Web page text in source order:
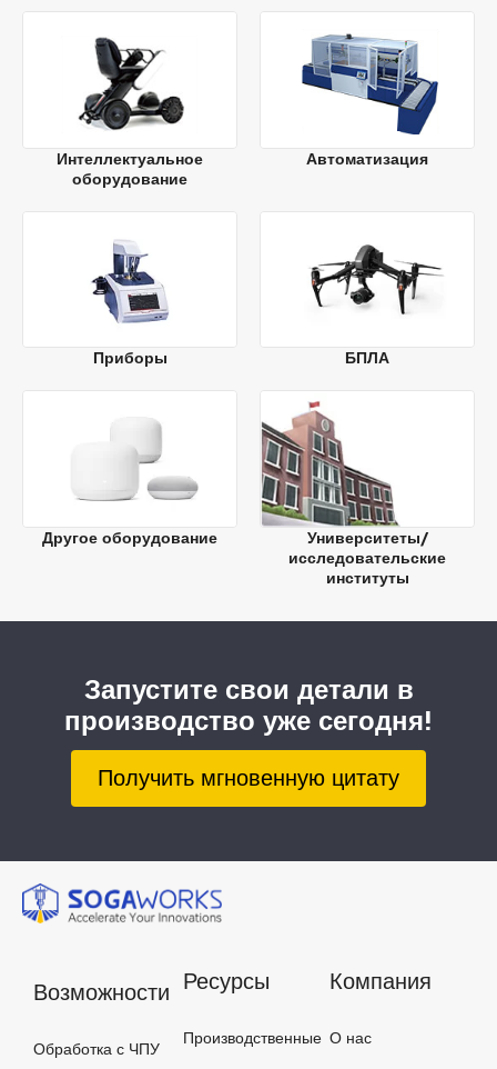
Интеллектуальное
оборудование
Автоматизация
Приборы БПЛА
Другое оборудование
Университеты/
исследовательские
институты
Запустите свои детали в
производство уже сегодня!
Получить мгновенную цитату
Возможности
Обработка с ЧПУ
Ресурсы
Производственные
Компания
О нас